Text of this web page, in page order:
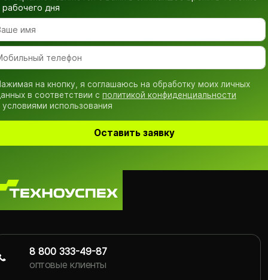
рабочего дня
на кнопку, я соглашаюсь на обработку моих личных
в соответствии с политикой конфиденциальности
условиями использования
Оставить заявку
8 800 333-49-87
оптовые клиенты